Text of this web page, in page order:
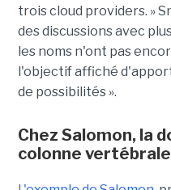
trois cloud providers. »
des discussions avec
les noms n'ont pas
l'objectif affiché
de possibilités ».
Chez Salomon, la
colonne vertébrale